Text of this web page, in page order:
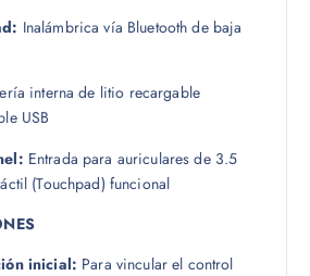
Inalámbrica vía Bluetooth de baja
interna de litio recargable
USB
Entrada para auriculares de 3.5
(Touchpad) funcional
inicial: Para vincular el control